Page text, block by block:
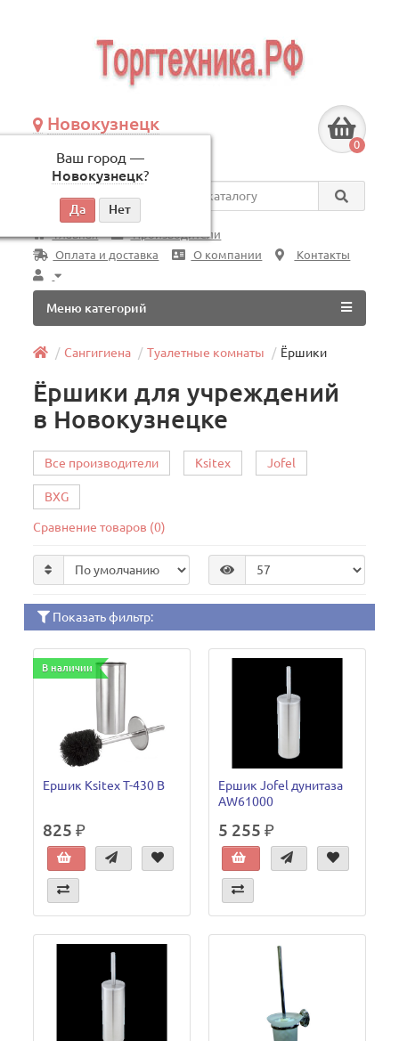
Новокузнецк
Ваш город —
Новокузнецк?
по будням, с 09:00 до 18:00
0
Везде
Главная
Производители
Оплата и доставка
О компании Контакты
Меню категорий
Сангигиена Туалетные комнаты Ёршики
Ёршики для учреждений
в Новокузнецке
Все производители Ksitex Jofel
BXG
Сравнение товаров (0)
Показать фильтр:
В наличии
Ершик Ksitex T-430 B
825 ₽
Ершик Jofel дунитаза
AW61000
5 255 ₽